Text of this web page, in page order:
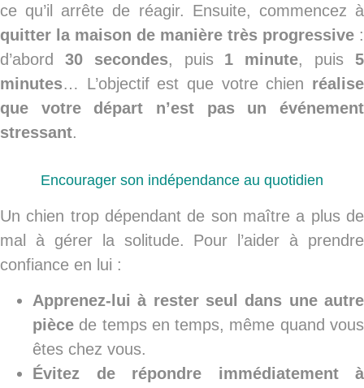
ce qu’il arrête de réagir. Ensuite, commencez à
quitter la maison de manière très progressive :
d’abord 30 secondes, puis 1 minute, puis5
minutes… L’objectif est que votre chien réalise
que votre départ n’est pas un événement
stressant.
Encourager son indépendance au quotidien
Un chien trop dépendant de son maître a plus de
mal à gérer la solitude. Pour l’aider à prendre
confiance en lui :
Apprenez-lui à rester seul dans une autre
pièce de temps en temps, même quand vous
êtes chez vous.
Évitez de répondre immédiatement à